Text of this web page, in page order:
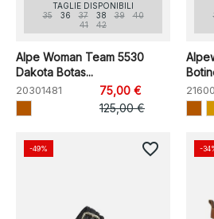
TAGLIE DISPONIBILI
35
36 37 38 39
40
41
42
Alpe Woman Team 5530
Dakota Botas...
20301481
75,00 €
125,00 €
-49% favorite_border -